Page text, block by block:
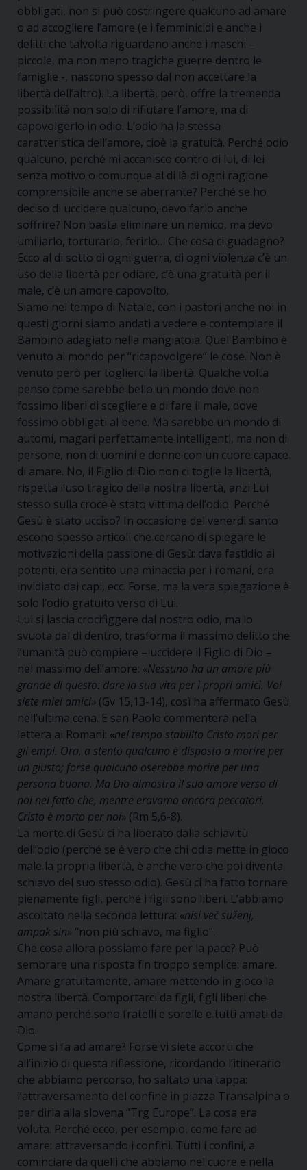
obbligati, non si può costringere qualcuno ad amare
o ad accogliere l’amore (e i femminicidi e anche i
delitti che talvolta riguardano anche i maschi –
piccole, ma non meno tragiche guerre dentro le
famiglie -, nascono spesso dal non accettare la
libertà dell’altro). La libertà, però, offre la tremenda
possibilità non solo di rifiutare l’amore, ma di
capovolgerlo in odio. L’odio ha la stessa
caratteristica dell’amore, cioè la gratuità. Perché odio
qualcuno, perché mi accanisco contro di lui, di lei
senza motivo o comunque al di là di ogni ragione
comprensibile anche se aberrante? Perché se ho
deciso di uccidere qualcuno, devo farlo anche
soffrire? Non basta eliminare un nemico, ma devo
umiliarlo, torturarlo, ferirlo… Che cosa ci guadagno?
Ecco al di sotto di ogni guerra, di ogni violenza c’è un
uso della libertà per odiare, c’è una gratuità per il
male, c’è un amore capovolto.
Siamo nel tempo di Natale, con i pastori anche noi in
questi giorni siamo andati a vedere e contemplare il
Bambino adagiato nella mangiatoia. Quel Bambino è
venuto al mondo per “ricapovolgere” le cose. Non è
venuto però per toglierci la libertà. Qualche volta
penso come sarebbe bello un mondo dove non
fossimo liberi di scegliere e di fare il male, dove
fossimo obbligati al bene. Ma sarebbe un mondo di
automi, magari perfettamente intelligenti, ma non di
persone, non di uomini e donne con un cuore capace
di amare. No, il Figlio di Dio non ci toglie la libertà,
rispetta l’uso tragico della nostra libertà, anzi Lui
stesso sulla croce è stato vittima dell’odio. Perché
Gesù è stato ucciso? In occasione del venerdì santo
escono spesso articoli che cercano di spiegare le
motivazioni della passione di Gesù: dava fastidio ai
potenti, era sentito una minaccia per i romani, era
invidiato dai capi, ecc. Forse, ma la vera spiegazione è
solo l’odio gratuito verso di Lui.
Lui si lascia crocifiggere dal nostro odio, ma lo
svuota dal di dentro, trasforma il massimo delitto che
l’umanità può compiere – uccidere il Figlio di Dio –
nel massimo dell’amore: «Nessuno ha un amore più
grande di questo: dare la sua vita per i propri amici. Voi
siete miei amici» (Gv 15,13-14), così ha affermato Gesù
nell’ultima cena. E san Paolo commenterà nella
lettera ai Romani: «nel tempo stabilito Cristo morì per
gli empi. Ora, a stento qualcuno è disposto a morire per
un giusto; forse qualcuno oserebbe morire per una
persona buona. Ma Dio dimostra il suo amore verso di
noi nel fatto che, mentre eravamo ancora peccatori,
Cristo è morto per noi» (Rm 5,6-8).
La morte di Gesù ci ha liberato dalla schiavitù
dell’odio (perché se è vero che chi odia mette in gioco
male la propria libertà, è anche vero che poi diventa
schiavo del suo stesso odio). Gesù ci ha fatto tornare
pienamente figli, perché i figli sono liberi. L’abbiamo
ascoltato nella seconda lettura: «nisi več suženj,
ampak sin»“non più schiavo, ma figlio”.
Che cosa allora possiamo fare per la pace? Può
sembrare una risposta fin troppo semplice: amare.
Amare gratuitamente, amare mettendo in gioco la
nostra libertà. Comportarci da figli, figli liberi che
amano perché sono fratelli e sorelle e tutti amati da
Dio.
Come si fa ad amare? Forse vi siete accorti che
all’inizio di questa riflessione, ricordando l’itinerario
che abbiamo percorso, ho saltato una tappa:
l’attraversamento del confine in piazza Transalpina o
per dirla alla slovena “Trg Europe”. La cosa era
voluta. Perché ecco, per esempio, come fare ad
amare: attraversando i confini. Tutti i confini, a
cominciare da quelli che abbiamo nel cuore e nella